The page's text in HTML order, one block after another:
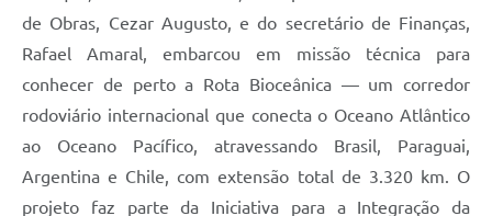
de Obras, Cezar Augusto, e do secretário de Finanças,
Rafael Amaral, embarcou em missão técnica para
conhecer de perto a Rota Bioceânica — um corredor
rodoviário internacional que conecta o Oceano Atlântico
ao Oceano Pacífico, atravessando Brasil, Paraguai,
Argentina e Chile, com extensão total de 3.320 km. O
projeto faz parte da Iniciativa para a Integração da